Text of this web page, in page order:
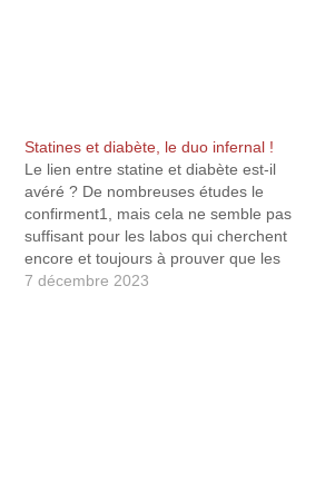
Statines et diabète, le duo infernal !
Le lien entre statine et diabète est-il
avéré ? De nombreuses études le
confirment1, mais cela ne semble pas
suffisant pour les labos qui cherchent
encore et toujours à prouver que les
statines n’ont pas d’effets secondaires…
7 décembre 2023